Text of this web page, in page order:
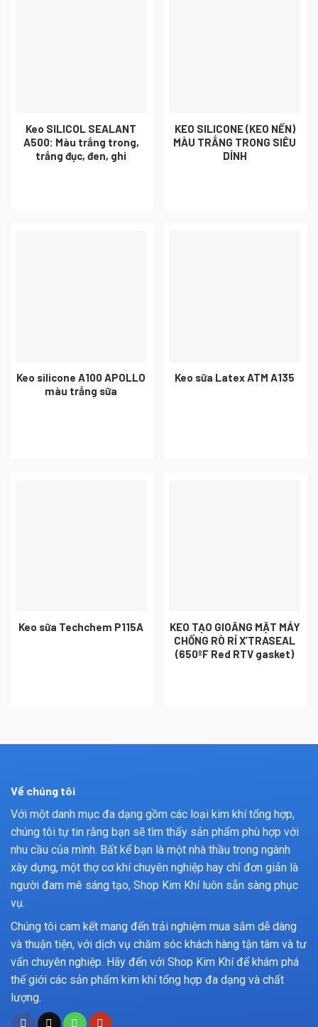
Keo SILICOL SEALANT
A500: Màu trắng trong,
trắng đục, đen, ghi
KEO SILICONE (KEO NẾN)
MÀU TRẮNG TRONG SIÊU
DÍNH
Keo silicone A100 APOLLO
màu trắng sữa
Keo sữa Latex ATM A135
Keo sữa Techchem P115A
KEO TẠO GIOĂNG MẶT MÁY
CHỐNG RÒ RỈ X’TRASEAL
(650ºF Red RTV gasket)
Về chúng tôi
Với một danh mục đa dạng gồm các loại kim khí tổng hợp,
chúng tôi tự tin rằng bạn sẽ tìm thấy sản phẩm phù hợp với
nhu cầu của mình. Bất kể bạn là một nhà thầu trong ngành
xây dựng, một thợ cơ khí chuyên nghiệp hay chỉ đơn giản là
người đam mê sáng tạo, Shop Kim Khí luôn sẵn sàng phục
vụ.
Chúng tôi cam kết mang đến trải nghiệm mua sắm dễ dàng
và thuận tiện, với dịch vụ chăm sóc khách hàng tận tâm và tư
vấn chuyên nghiệp. Hãy đến với Shop Kim Khí để khám phá
thế giới các sản phẩm kim khí tổng hợp đa dạng và chất
lượng.